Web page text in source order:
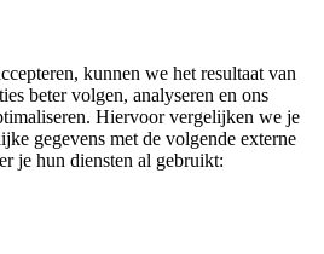
kunnen we het resultaat van
beter volgen, analyseren en ons
Hiervoor vergelijken we je
gegevens met de volgende externe
je hun diensten al gebruikt: